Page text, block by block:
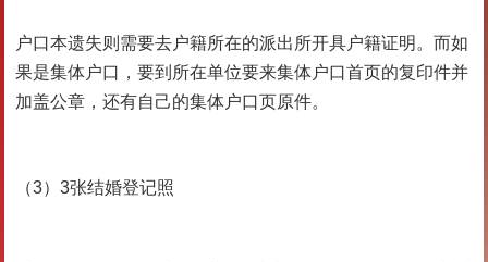
户口本遗失则需要去户籍所在的派出所开具户籍证明。而如
果是集体户口，要到所在单位要来集体户口首页的复印件并
加盖公章，还有自己的集体户口页原件。
（3）3张结婚登记照